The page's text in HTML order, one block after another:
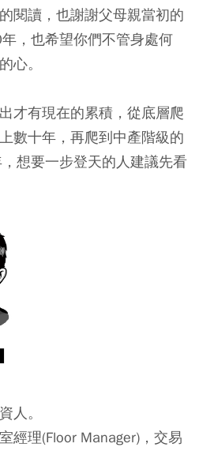
閱讀，也謝謝父母親當初的
，也希望你們不管身處何
心。
才有現在的累積，從底層爬
數十年，再爬到中產階級的
想要一步登天的人建議先看
人。
經理(Floor Manager)，交易